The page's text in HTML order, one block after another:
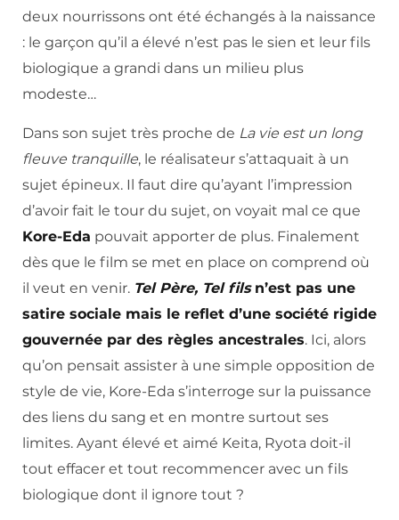
deux nourrissons ont été échangés à la naissance
: le garçon qu’il a élevé n’est pas le sien et leur fils
biologique a grandi dans un milieu plus
modeste…
Dans son sujet très proche de La vie est un long
fleuve tranquille, le réalisateur s’attaquait à un
sujet épineux. Il faut dire qu’ayant l’impression
d’avoir fait le tour du sujet, on voyait mal ce que
Kore-Eda pouvait apporter de plus. Finalement
dès que le film se met en place on comprend où
il veut en venir. Tel Père, Tel filsn’est pas une
satire sociale mais le reflet d’une société rigide
gouvernée par des règles ancestrales. Ici, alors
qu’on pensait assister à une simple opposition de
style de vie, Kore-Eda s’interroge sur la puissance
des liens du sang et en montre surtout ses
limites. Ayant élevé et aimé Keita, Ryota doit-il
tout effacer et tout recommencer avec un fils
biologique dont il ignore tout ?